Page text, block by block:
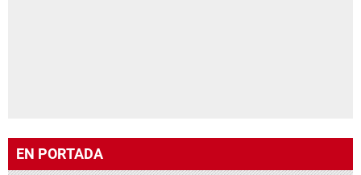
EN PORTADA